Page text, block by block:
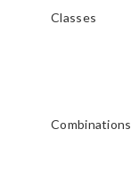
Classes
Combinations